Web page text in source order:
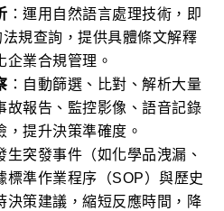
：運用自然語言處理技術，即
規查詢，提供具體條文解釋
企業合規管理。
：自動篩選、比對、解析大量
故報告、監控影像、語音記錄
提升決策準確度。
生突發事件（如化學品洩漏、
標準作業程序（SOP）與歷史
決策建議，縮短反應時間，降